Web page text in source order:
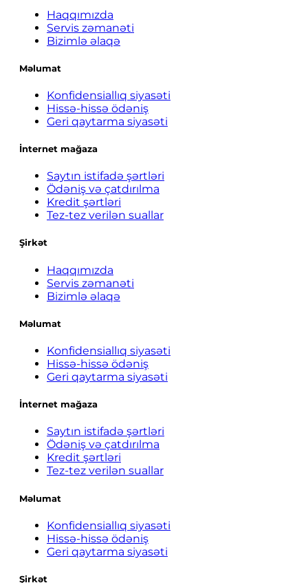
Haqqımızda
Servis zəmanəti
Bizimlə əlaqə
Məlumat
Konfidensiallıq siyasəti
Hissə-hissə ödəniş
Geri qaytarma siyasəti
İnternet mağaza
Saytın istifadə şərtləri
Ödəniş və çatdırılma
Kredit şərtləri
Tez-tez verilən suallar
Şirkət
Haqqımızda
Servis zəmanəti
Bizimlə əlaqə
Məlumat
Konfidensiallıq siyasəti
Hissə-hissə ödəniş
Geri qaytarma siyasəti
İnternet mağaza
Saytın istifadə şərtləri
Ödəniş və çatdırılma
Kredit şərtləri
Tez-tez verilən suallar
Məlumat
Konfidensiallıq siyasəti
Hissə-hissə ödəniş
Geri qaytarma siyasəti
Şirkət